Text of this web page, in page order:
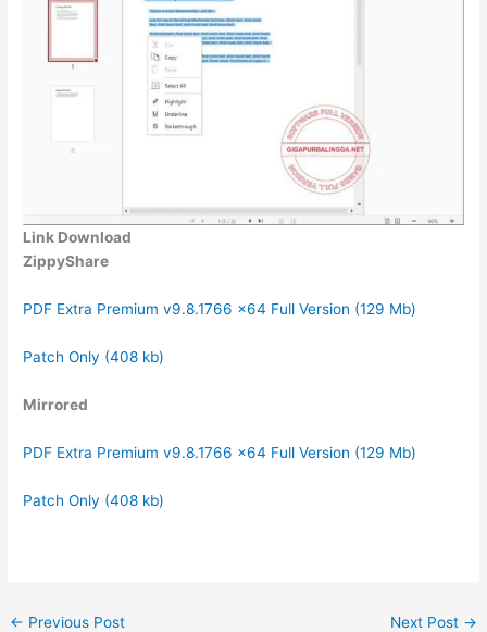
Link Download
ZippyShare
PDF Extra Premium v9.8.1766 x64 Full Version (129 Mb)
Patch Only (408 kb)
Mirrored
PDF Extra Premium v9.8.1766 x64 Full Version (129 Mb)
Patch Only (408 kb)
← Previous Post Next Post →